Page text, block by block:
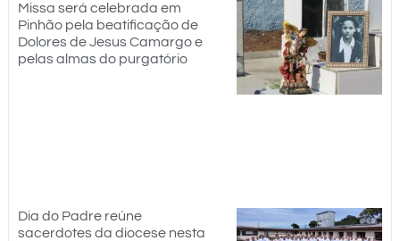
Missa será celebrada em
Pinhão pela beatificação de
Dolores de Jesus Camargo e
pelas almas do purgatório
Dia do Padre reúne
sacerdotes da diocese nesta